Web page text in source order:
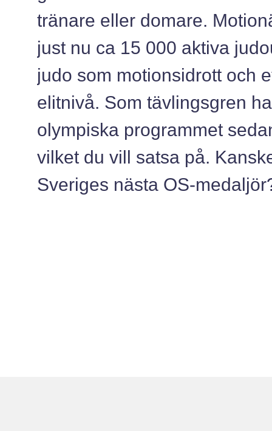
tränare eller domare.
just nu ca 15 000 aktiva
judo som motionsidrott och
elitnivå. Som tävlingsgren
olympiska programmet
vilket du vill satsa på.
Sveriges nästa OS-